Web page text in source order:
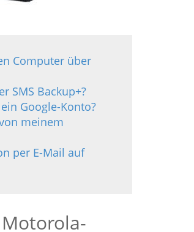
Computer über
SMS Backup+?
Google-Konto?
meinem
per E-Mail auf